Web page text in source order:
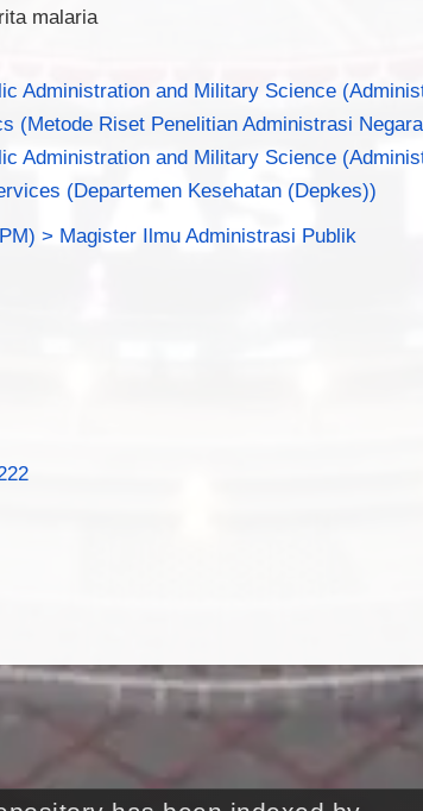
malaria
Administration and Military Science
(Metode Riset Penelitian Administrasi
Administration and Military Science
(Departemen Kesehatan (Depkes))
> Magister Ilmu Administrasi Publik